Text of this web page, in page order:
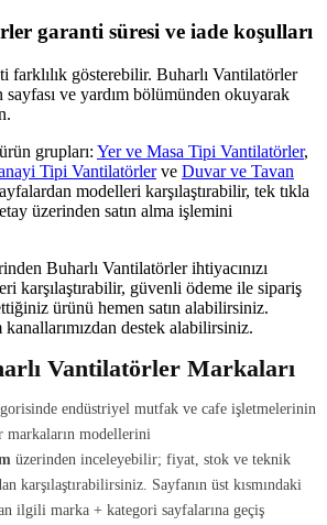
garanti süresi ve iade koşulları
farklılık gösterebilir. Buharlı Vantilatörler
sayfası ve yardım bölümünden okuyarak
grupları: Yer ve Masa Tipi Vantilatörler,
Tipi Vantilatörlerve Duvar ve Tavan
modelleri karşılaştırabilir, tek tıkla
üzerinden satın alma işlemini
Buharlı Vantilatörler ihtiyacınızı
karşılaştırabilir, güvenli ödeme ile sipariş
ürünü hemen satın alabilirsiniz.
destek alabilirsiniz.
Vantilatörler Markaları
endüstriyel mutfak ve cafe işletmelerinin
modellerini
üzerinden inceleyebilir; fiyat, stok ve teknik
karşılaştırabilirsiniz. Sayfanın üst kısmındaki
ilgili marka + kategori sayfalarına geçiş